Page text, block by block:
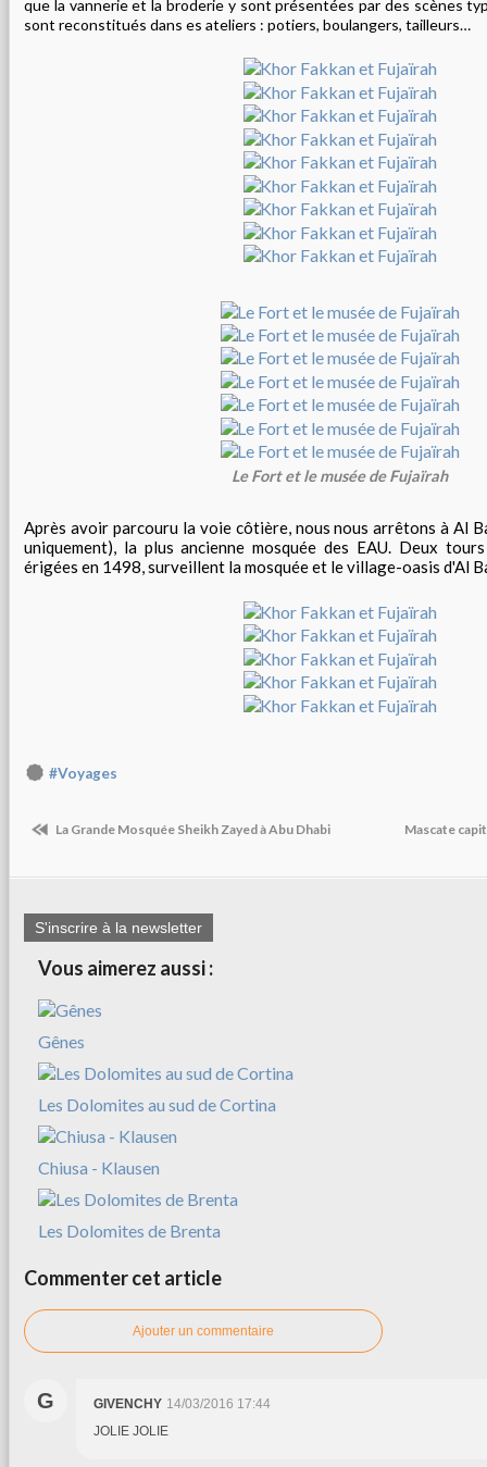
que la vannerie et la broderie y sont présentées par des scènes
sont reconstitués dans es ateliers : potiers, boulangers, tailleurs…
Le Fort et le musée de Fujaïrah
Après avoir parcouru la voie côtière, nous nous arrêtons à Al
uniquement), la plus ancienne mosquée des EAU. Deux
érigées en 1498, surveillent la mosquée et le village-oasis d'Al
#Voyages
La Grande Mosquée Sheikh Zayed à Abu Dhabi Mascate
S'inscrire à la newsletter
Vous aimerez aussi :
Gênes
Les Dolomites au sud de Cortina
Chiusa - Klausen
Les Dolomites de Brenta
Commenter cet article
Ajouter un commentaire
G GIVENCHY 14/03/2016 17:44
JOLIE JOLIE